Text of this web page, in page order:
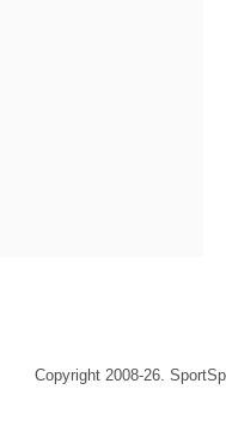
Copyright 2008-26.